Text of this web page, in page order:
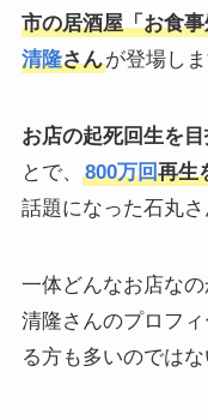
市の居酒屋「お食
清隆さんが登場しま
お店の起死回生を
とで、
800万回再生
話題になった石丸さ
一体どんなお店な
清隆さんのプロフ
る方も多いのではな